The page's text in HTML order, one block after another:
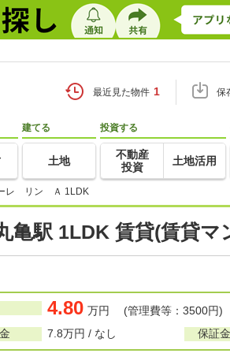
最近見た物件 1 保
建てる
土地
投資する
不動産
投資
土地活用
レ リン Ａ 1LDK
駅 1LDK 賃貸(賃貸マ
4.80 万円 (管理費等：3500円)
7.8万円 / なし 保証